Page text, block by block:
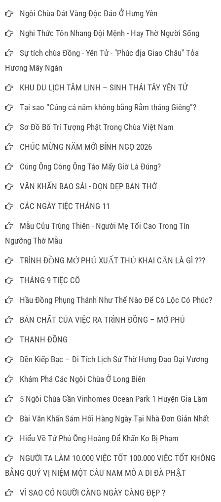
Ngôi Chùa Dát Vàng Độc Đáo Ở Hưng Yên
Nghi Thức Tôn Nhang Đội Mệnh - Hay Thờ Người Sống
Sự tích chùa Đồng - Yên Tử - "Phúc địa Giao Châu" Tỏa
Hương Mây Ngàn
KHU DU LỊCH TÂM LINH – SINH THÁI TÂY YÊN TỬ
Tại sao “Cúng cả năm không bằng Rằm tháng Giêng”?
Sơ Đồ Bố Trí Tượng Phật Trong Chùa Việt Nam
CHÚC MỪNG NĂM MỚI BÍNH NGỌ 2026
Cúng Ông Công Ông Táo Mấy Giờ Là Đúng?
VĂN KHẤN BAO SÁI - DỌN DẸP BAN THỜ
CÁC NGÀY TIỆC THÁNG 11
Mẫu Cửu Trùng Thiên - Người Mẹ Tối Cao Trong Tín
Ngưỡng Thờ Mẫu
TRÌNH ĐỒNG MỞ PHỦ XUẤT THỦ KHAI CĂN LÀ GÌ ???
THÁNG 9 TIỆC CÔ
Hầu Đồng Phụng Thánh Như Thế Nào Để Có Lộc Có Phúc?
BẢN CHẤT CỦA VIỆC RA TRÌNH ĐỒNG – MỞ PHỦ
THANH ĐỒNG
Đền Kiếp Bạc – Di Tích Lịch Sử Thờ Hưng Đạo Đại Vương
Khám Phá Các Ngôi Chùa Ở Long Biên
5 Ngôi Chùa Gần Vinhomes Ocean Park 1 Huyện Gia Lâm
Bài Văn Khấn Sám Hối Hàng Ngày Tại Nhà Đơn Giản Nhất
Hiểu Về Tứ Phủ Ông Hoàng Để Khấn Ko Bị Phạm
NGƯỜI TA LÀM 10.000 VIỆC TỐT 100.000 VIỆC TỐT KHÔNG
BẰNG QUÝ VỊ NIỆM MỘT CÂU NAM MÔ A DI ĐÀ PHẬT
VÌ SAO CÓ NGƯỜI CÀNG NGÀY CÀNG ĐẸP ?